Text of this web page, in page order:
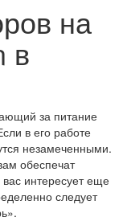
на
в
за питание
в его работе
незамеченными.
обеспечат
интересует еще
следует